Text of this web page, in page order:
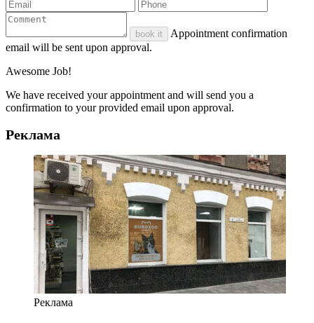
book it
Appointment confirmation
email will be sent upon approval.
Awesome Job!
We have received your appointment and will send you a
confirmation to your provided email upon approval.
Реклама
Реклама